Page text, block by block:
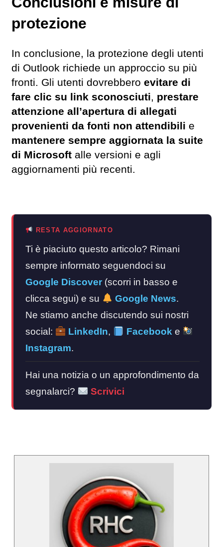
protezione
In conclusione, la protezione degli utenti
di Outlook richiede un approccio su più
fronti. Gli utenti dovrebbero evitare di
fare clic su link sconosciuti, prestare
attenzione all’apertura di allegati
provenienti da fonti non attendibili e
mantenere sempre aggiornata la suite
di Microsoft alle versioni e agli
aggiornamenti più recenti.
RESTA AGGIORNATO
Ti è piaciuto questo articolo? Rimani
sempre informato seguendoci su
Google Discover (scorri in basso e
clicca segui) e su
Google News.
Ne stiamo anche discutendo sui nostri
social:
LinkedIn, Facebook e
Instagram.
Hai una notizia o un approfondimento da
segnalarci?
Scrivici